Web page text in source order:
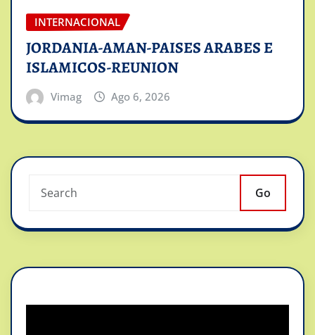
INTERNACIONAL
JORDANIA-AMAN-PAISES ARABES E
ISLAMICOS-REUNION
Vimag Ago 6, 2026
Go